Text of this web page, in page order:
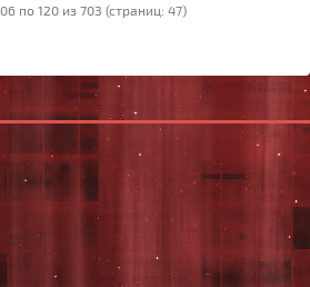
по 120 из 703 (страниц: 47)